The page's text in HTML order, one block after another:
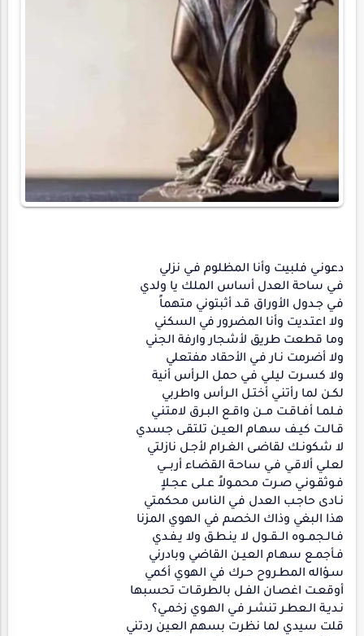
دعونـي فلبيت وأنا المظلوم فـي نزلي
فـي ساحة العدل أساس الملك يا ولدي
فـي جـدول الأوراق قـد أثبتوني متهماً
ولا اعتـديت وأنا المضرور في السكني
وما قطعت طريق لأشجار وارفة الجني
ولا أضرمت نـار فـي الأحقاد مفتعلي
ولا كسـرت ليلـي فـي حمل الـرأس أنية
لكـن لما رأتنـي أختـل الـرأس واطربي
فـلمـا أفـاقـت مــن واقـع البـرق لامتنـي
قـالـت كيـف سهـام العيـن تلتقـى جسدي
لا شكونـك لقاضـى الغـرام لأجـل نازلتي
لعلـي ألاقـي فـي ساحـة القضـاء أربـــي
فـوثقـونـي صـرت محمـولاً عـلـى عجـلاٍ
نـادى حاجـب العدل فـي الناس محكمتي
هذا البغي وذاك الخصم في الهوي المزنا
فـالـجمــوه الــقــول لا ينـطـق ولا يـفـدي
فـأجمـع سهـام العيـن القاضي وبادرني
سـؤاله المطـروح حـرك في الهوي أكمي
أوقعـت اغصـان الفـل بالطرقـات تحسبها
نـديـة الـعطـر تنشـر فـي الهـوي زخمـي؟
قلت سيدي لما نظرت بسهم العين ردتني